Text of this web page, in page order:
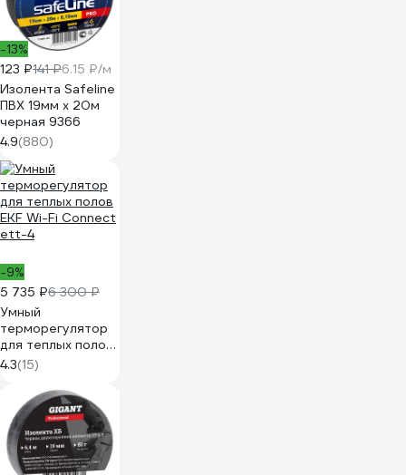
-13%
123 ₽141 ₽6.15 ₽/м
Изолента Safeline
ПВХ 19мм х 20м
черная 9366
4.9(880)
-9%
5 735 ₽6 300 ₽
Умный
терморегулятор
для теплых полов
EKF Wi-Fi Connect
ett-4
4.3(15)